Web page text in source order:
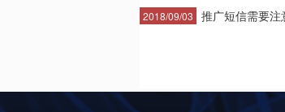
2018/09/03 推广短信需要注